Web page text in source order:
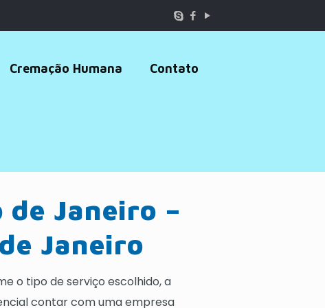
Cremação Humana Contato
Janeiro –
Janeiro
o tipo de serviço escolhido, a
contar com uma empresa